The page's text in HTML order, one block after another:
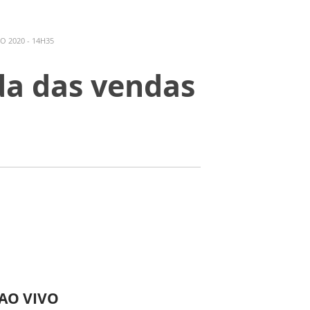
2020 - 14H35
das vendas
VIVO